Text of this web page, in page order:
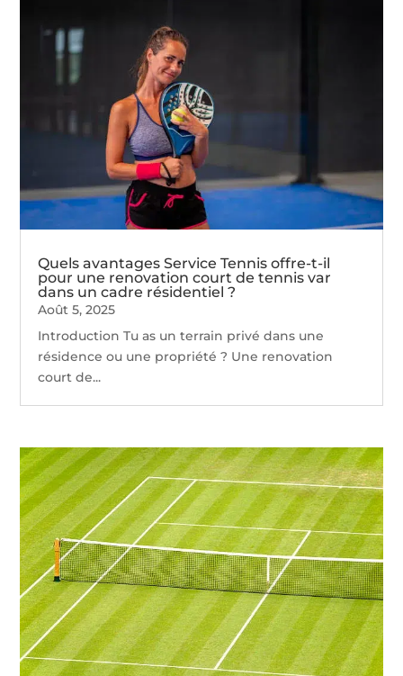
Quels avantages Service Tennis offre-t-il
pour une renovation court de tennis var
dans un cadre résidentiel ?
Août 5, 2025
Introduction Tu as un terrain privé dans une
résidence ou une propriété ? Une renovation
court de...